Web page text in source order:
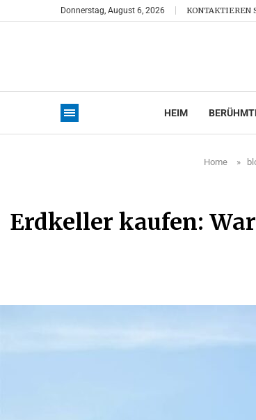
Donnerstag, August 6, 2026 KONTAKTIEREN
HEIM
Home »
Erdkeller kaufen: